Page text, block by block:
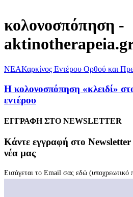
κολονοσπόπηση -
NEAΚαρκίνος Εντέρου Ορθού και
Η κολονοσπόπηση «κλειδί»
εντέρου
ΕΓΓΡΑΦΗ ΣΤΟ NEWSLETTER
Kάντε εγγραφή στο Newsletter
νέα μας
Εισάγεται το Email σας εδώ (υποχρεωτικό